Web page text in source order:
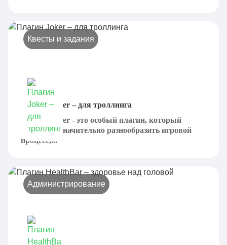
Квесты и задания
Плагин Joker – для троллинга
Плагин Joker - это особый плагин, который
позволяет значительно разнообразить игровой
процесс,...
Администрирование